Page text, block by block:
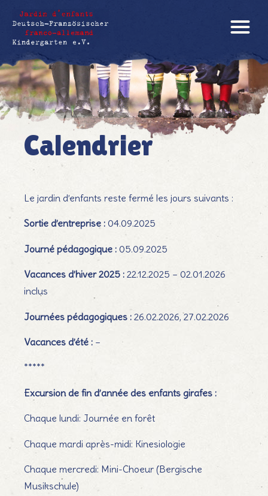
Calendrier
Termine
Le jardin d’enfants reste fermé les jours suivants :
Sortie d’entreprise : 04.09.2025
Journé pédagogique : 05.09.2025
Vacances d’hiver 2025 : 22.12.2025 – 02.01.2026
inclus
Journées pédagogiques : 26.02.2026, 27.02.2026
Vacances d’été : –
*****
Excursion de fin d’année des enfants girafes :
Chaque lundi: Journée en forêt
Chaque mardi après-midi: Kinesiologie
Chaque mercredi: Mini-Choeur (Bergische
Musikschule)